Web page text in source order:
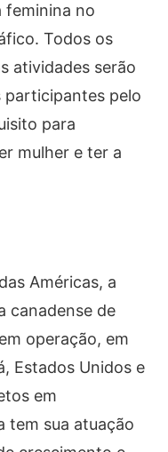
feminina no
Todos os
atividades serão
pelo
para
mulher e ter a
Américas, a
canadense de
operação, em
Estados Unidos e
em
tem sua atuação